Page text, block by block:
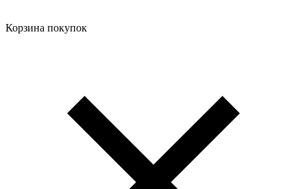
Корзина покупок